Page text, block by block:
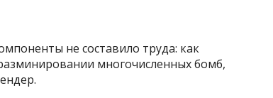
не составило труда: как
многочисленных бомб,